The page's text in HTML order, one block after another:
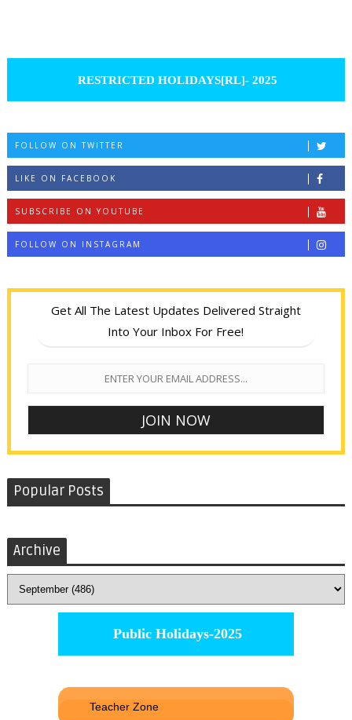
RESTRICTED HOLIDAYS[RL]- 2025
FOLLOW ON TWITTER
LIKE ON FACEBOOK
SUBSCRIBE ON YOUTUBE
FOLLOW ON INSTAGRAM
Get All The Latest Updates Delivered Straight
Into Your Inbox For Free!
Popular Posts
Archive
Public Holidays-2025
Teacher Zone